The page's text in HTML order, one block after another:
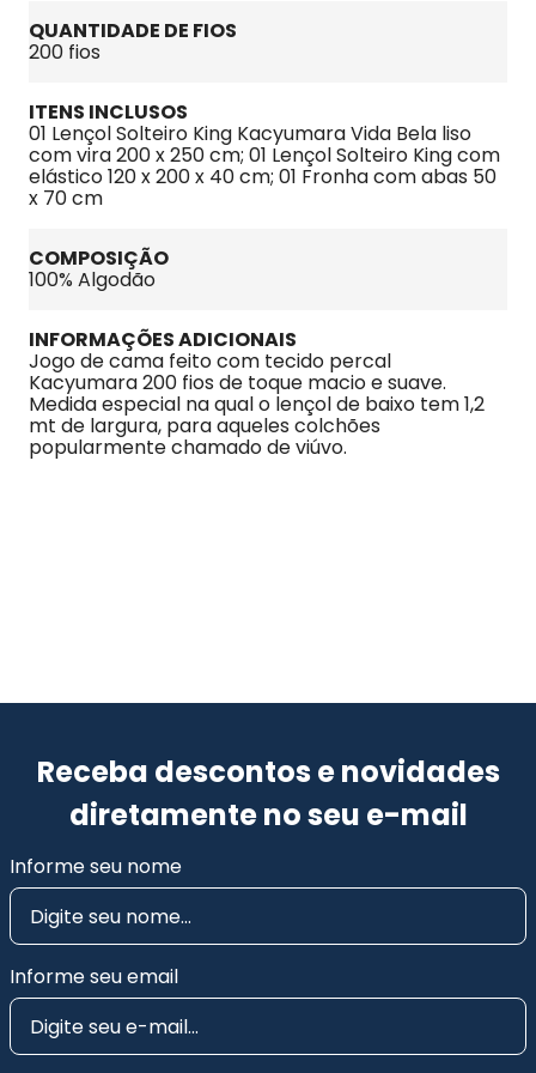
QUANTIDADE DE FIOS
200 fios
ITENS INCLUSOS
01 Lençol Solteiro King Kacyumara Vida Bela liso
com vira 200 x 250 cm; 01 Lençol Solteiro King com
elástico 120 x 200 x 40 cm; 01 Fronha com abas 50
x 70 cm
COMPOSIÇÃO
100% Algodão
INFORMAÇÕES ADICIONAIS
Jogo de cama feito com tecido percal
Kacyumara 200 fios de toque macio e suave.
Medida especial na qual o lençol de baixo tem 1,2
mt de largura, para aqueles colchões
popularmente chamado de viúvo.
Receba descontos e novidades
diretamente no seu e-mail
Informe seu nome
Informe seu email